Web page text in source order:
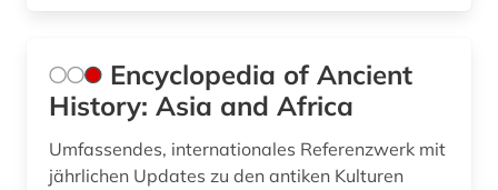
Encyclopedia of Ancient
History: Asia and Africa
Umfassendes, internationales Referenzwerk mit
jährlichen Updates zu den antiken Kulturen